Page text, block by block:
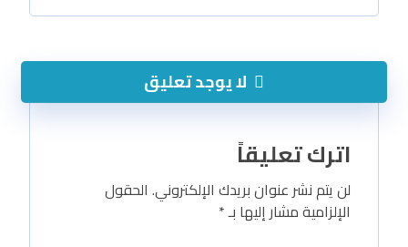
لا يوجد تعليق
اترك تعليقاً
لن يتم نشر عنوان بريدك الإلكتروني. الحقول
الإلزامية مشار إليها بـ*